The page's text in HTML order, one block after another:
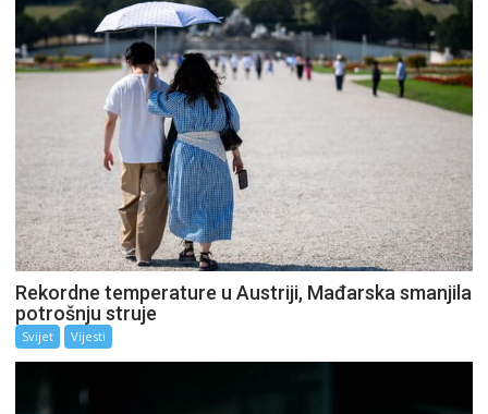
Rekordne temperature u Austriji, Mađarska smanjila
potrošnju struje
Svijet Vijesti